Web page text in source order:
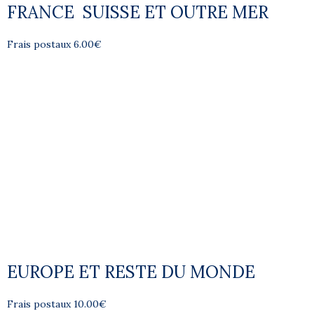
FRANCE SUISSE ET OUTRE MER
Frais postaux 6.00€
EUROPE ET RESTE DU MONDE
Frais postaux 10.00€